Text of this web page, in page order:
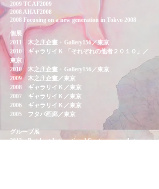
個展
2011 木之庄企畫 + Gallery156／東京
2010 ギャラリイＫ 「それぞれの他者２０１０」／
東京
2010 木之庄企畫 + Gallery156／東京
2009 木之庄企畫／東京
2008 ギャラリイＫ／東京
2007 ギャラリイＫ／東京
2006 ギャラリイＫ／東京
2005 フタバ画廊／東京
グループ展
2012 Butchart International Contemporary Art
2009 TCAF2009
2008 AHAF2008
2008 Focusing on a new generation in Tokyo 2008